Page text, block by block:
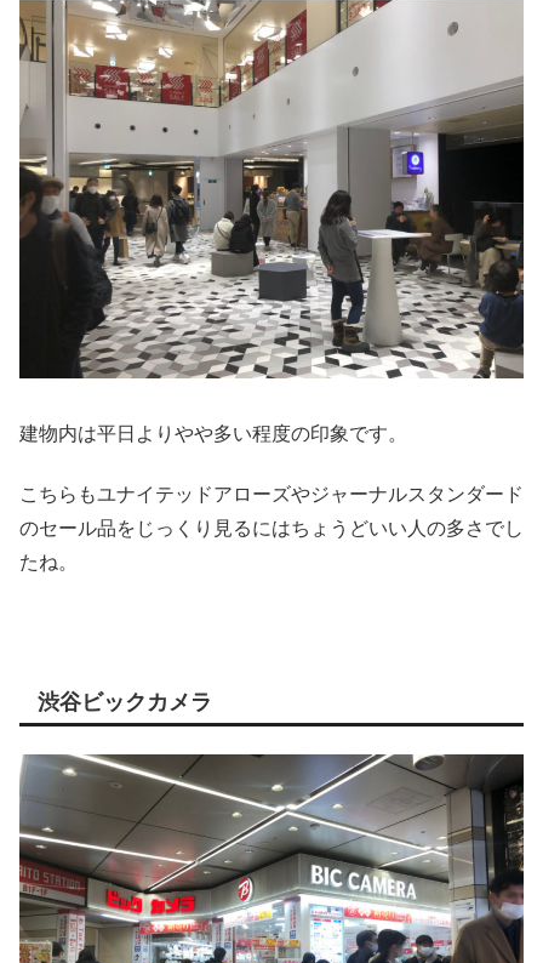
建物内は平日よりやや多い程度の印象です。
こちらもユナイテッドアローズやジャーナルスタンダード
のセール品をじっくり見るにはちょうどいい人の多さでし
たね。
渋谷ビックカメラ